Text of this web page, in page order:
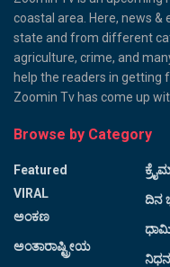
coastal area. Here, news
state and from different
agriculture, crime, and
help the readers in getting
Zoomin Tv has come up
Browse by Category
Featured
VIRAL
ಅಂಕಣ
ಅಂತಾರಾಷ್ಟ್ರೀಯ
ದಿನ
ನಿಧನ